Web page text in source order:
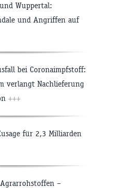
Wuppertal:
und Angriffen auf
bei Coronaimpfstoff:
verlangt Nachlieferung
+++
für 2,3 Milliarden
–